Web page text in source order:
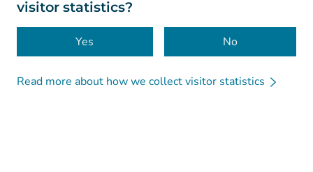
visitor statistics?
Yes No
Read more about how we collect visitor statistics
Accessibility
Cookies